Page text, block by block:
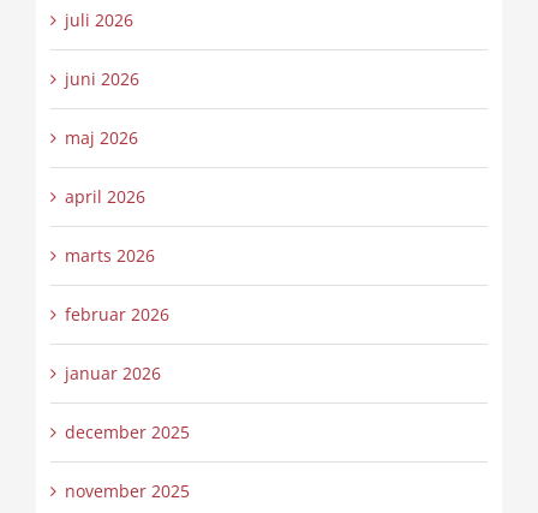
juli 2026
juni 2026
maj 2026
april 2026
marts 2026
februar 2026
januar 2026
december 2025
november 2025